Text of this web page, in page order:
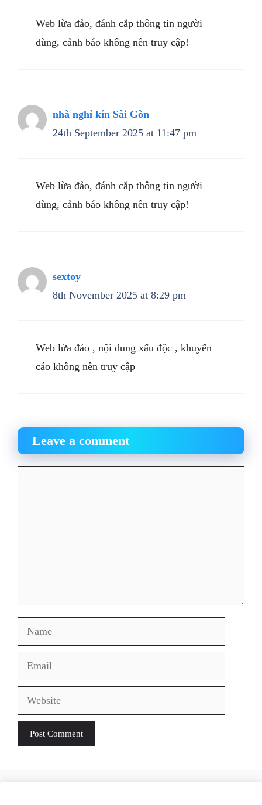
Web lừa đảo, đánh cắp thông tin người
dùng, cảnh báo không nên truy cập!
nhà nghỉ kín Sài Gòn
24th September 2025 at 11:47 pm
Web lừa đảo, đánh cắp thông tin người
dùng, cảnh báo không nên truy cập!
sextoy
8th November 2025 at 8:29 pm
Web lừa đảo , nội dung xấu độc , khuyến
cáo không nên truy cập
Leave a comment
Name
Email
Website